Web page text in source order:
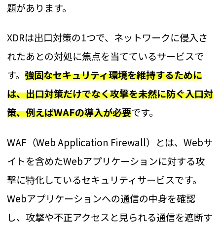
題があります。
XDRは出口対策の1つで、ネットワークに侵入さ
れたあとの対処に焦点を当てているサービスで
す。強固なセキュリティ環境を維持するために
は、出口対策だけでなく攻撃を未然に防ぐ入口対
策、例えばWAFの導入が必要です。
WAF（Web Application Firewall）とは、Webサ
イトを含めたWebアプリケーションに対する攻
撃に特化しているセキュリティサービスです。
Webアプリケーションへの通信の中身を確認
し、攻撃や不正アクセスと見られる通信を遮断す